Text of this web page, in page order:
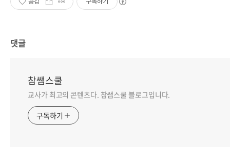
댓글
참쌤스쿨
교사가 최고의 콘텐츠다. 참쌤스쿨 블로그입니다.
구독하기